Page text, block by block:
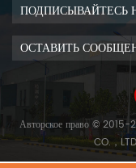
ПОДПИСЫВАЙТЕСЬ
ОСТАВИТЬ
Авторское право © 2015-
CO.，